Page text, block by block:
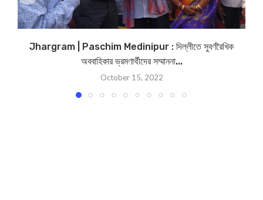
Jhargram | Paschim Medinipur : দিল্লীতে সুবর্ণরৈখিক
অববাহিকার ভ্রমণার্থীদের সম্মাননা...
October 15, 2022